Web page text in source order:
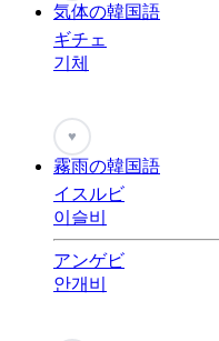
気体の韓国語
ギチェ
기체
♥
霧雨の韓国語
イスルビ
이슬비
アンゲビ
안개비